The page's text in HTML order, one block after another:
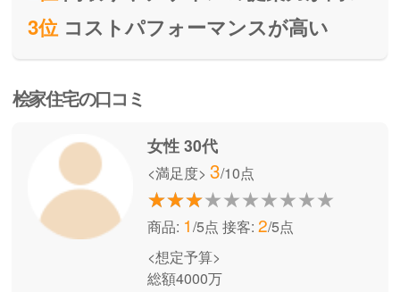
3位コストパフォーマンスが高い
桧家住宅の口コミ
女性 30代
<満足度> 3/10点
商品: 1/5点 接客: 2/5点
<想定予算>
総額4000万